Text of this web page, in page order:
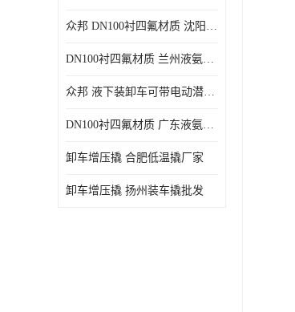
众邦 DN100衬四氟材质 沈阳液氨鹤管批发商
DN100衬四氟材质 兰州液氨鹤管批发商
众邦 液下装卸车可带电动潜油泵 太原液氨鹤管厂商
DN100衬四氟材质 广东液氨鹤管厂商
卸车增压撬 合肥低温撬厂家
卸车增压撬 扬州装车撬批发